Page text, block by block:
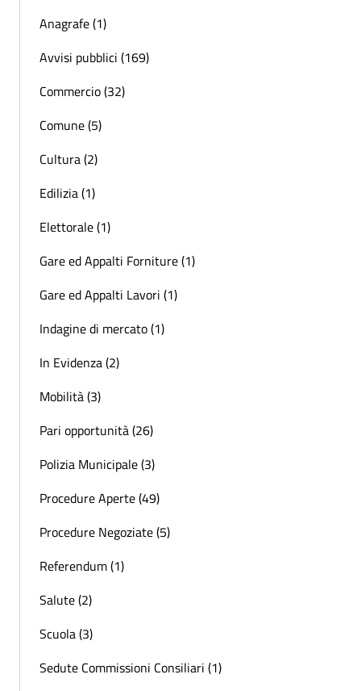
Anagrafe (1)
Avvisi pubblici (169)
Commercio (32)
Comune (5)
Cultura (2)
Edilizia (1)
Elettorale (1)
Gare ed Appalti Forniture (1)
Gare ed Appalti Lavori (1)
Indagine di mercato (1)
In Evidenza (2)
Mobilità (3)
Pari opportunità (26)
Polizia Municipale (3)
Procedure Aperte (49)
Procedure Negoziate (5)
Referendum (1)
Salute (2)
Scuola (3)
Sedute Commissioni Consiliari (1)